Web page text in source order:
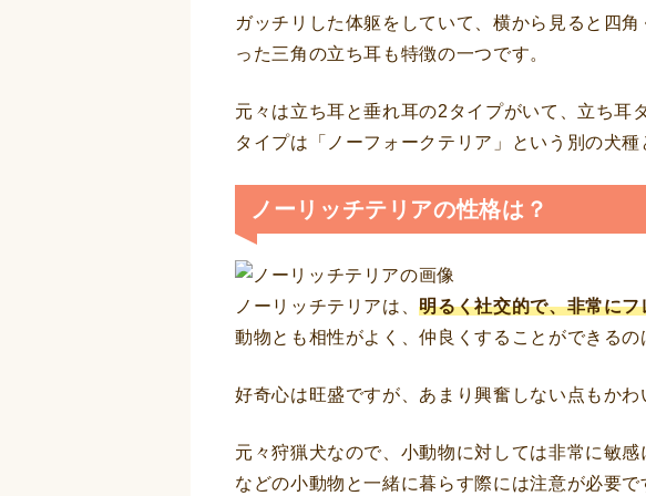
ガッチリした体躯をしていて、横から見ると四
った三角の立ち耳も特徴の一つです。
元々は立ち耳と垂れ耳の2タイプがいて、立ち耳
タイプは「ノーフォークテリア」という別の犬
ノーリッチテリアの性格は？
ノーリッチテリアは、明るく社交的で、非常に
動物とも相性がよく、仲良くすることができるの
好奇心は旺盛ですが、あまり興奮しない点もかわ
元々狩猟犬なので、小動物に対しては非常に敏
などの小動物と一緒に暮らす際には注意が必要で